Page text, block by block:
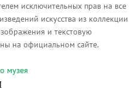
в будущее»
и границы синтеза
по выставкам
исключительных прав на все
искусства из коллекции
и текстовую
на официальном сайте.
музея